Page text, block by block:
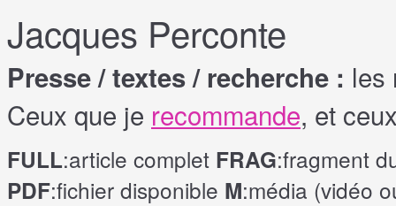
Jacques Perconte
Presse / textes / recherche : les
Ceux que je recommande, et
FULL:article complet FRAG:fragment
PDF:fichier disponible M:média (vidéo